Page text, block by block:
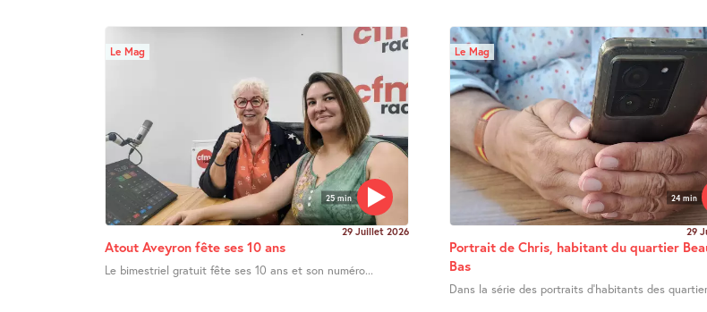
25 min
Le Mag
29 Juillet 2026
Atout Aveyron fête ses 10 ans
Le bimestriel gratuit fête ses 10 ans et son numéro...
24 min
Le Mag
29
Portrait de Chris, habitant du quartier
Bas
Dans la série des portraits d’habitants des